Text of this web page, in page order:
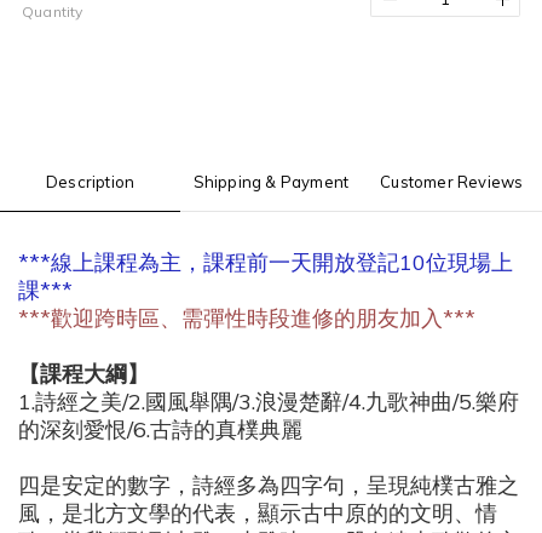
Quantity
Description Shipping & Payment Customer Reviews
***線上課程為主，課程前一天開放登記10位現場上
課***
***歡迎跨時區、需彈性時段進修的朋友加入***
【課程大綱】
1.詩經之美/2.國風舉隅/3.浪漫楚辭/4.九歌神曲/5.樂府
的深刻愛恨/6.古詩的真樸典麗
四是安定的數字，詩經多為四字句，呈現純樸古雅之
風，是北方文學的代表，顯示古中原的的文明、情